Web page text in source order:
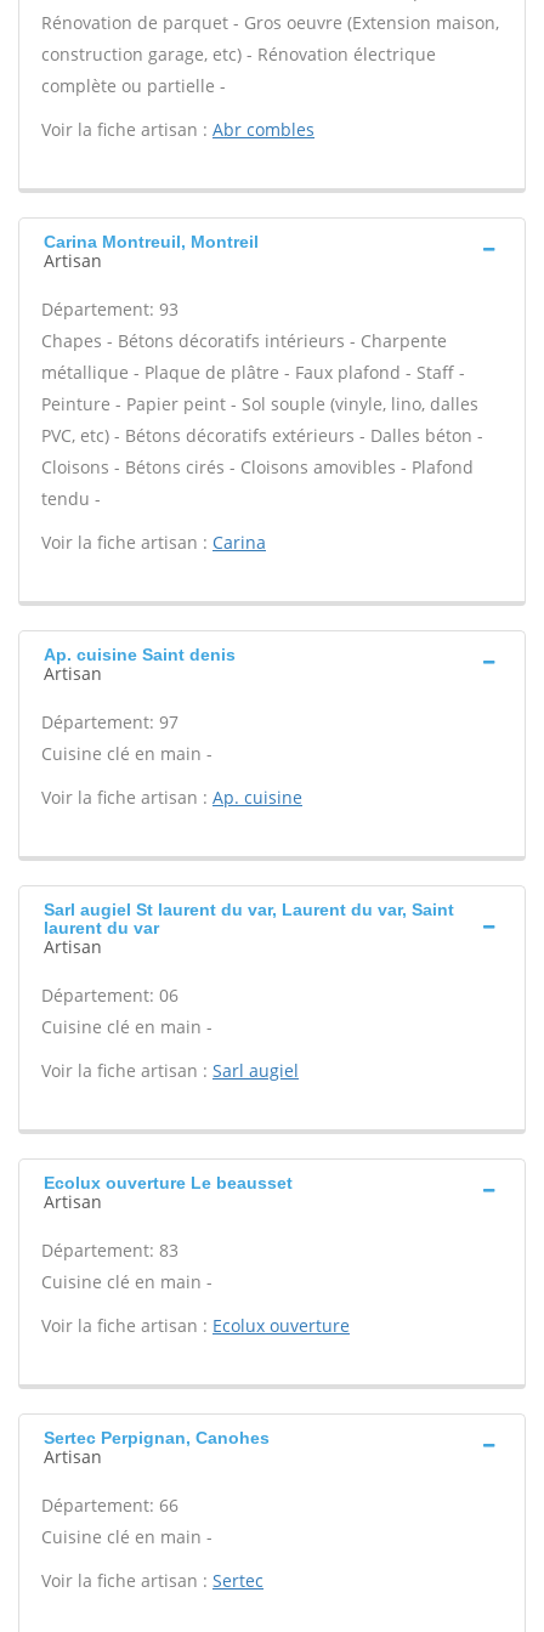
Rénovation de parquet - Gros oeuvre (Extension maison,
construction garage, etc) - Rénovation électrique
complète ou partielle -
Voir la fiche artisan : Abr combles
Carina Montreuil, Montreil
Artisan
Département: 93
Chapes - Bétons décoratifs intérieurs - Charpente
métallique - Plaque de plâtre - Faux plafond - Staff -
Peinture - Papier peint - Sol souple (vinyle, lino, dalles
PVC, etc) - Bétons décoratifs extérieurs - Dalles béton -
Cloisons - Bétons cirés - Cloisons amovibles - Plafond
tendu -
Voir la fiche artisan : Carina
Ap. cuisine Saint denis
Artisan
Département: 97
Cuisine clé en main -
Voir la fiche artisan : Ap. cuisine
Sarl augiel St laurent du var, Laurent du var, Saint
laurent du var
Artisan
Département: 06
Cuisine clé en main -
Voir la fiche artisan : Sarl augiel
Ecolux ouverture Le beausset
Artisan
Département: 83
Cuisine clé en main -
Voir la fiche artisan : Ecolux ouverture
Sertec Perpignan, Canohes
Artisan
Département: 66
Cuisine clé en main -
Voir la fiche artisan : Sertec